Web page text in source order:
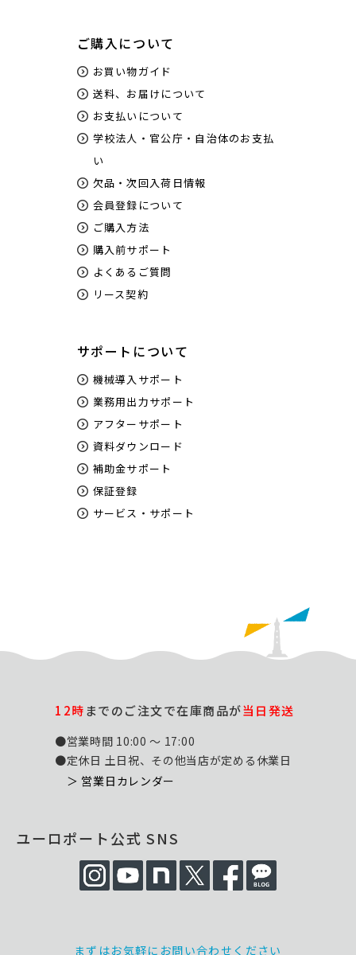
ご購入について
お買い物ガイド
送料、お届けについて
お支払いについて
学校法人・官公庁・自治体のお支払
い
欠品・次回入荷日情報
会員登録について
ご購入方法
購入前サポート
よくあるご質問
リース契約
サポートについて
機械導入サポート
業務用出力サポート
アフターサポート
資料ダウンロード
補助金サポート
保証登録
サービス・サポート
12時までのご注文で在庫商品が当日発送
●営業時間 10:00 ～ 17:00
●定休日 土日祝、その他当店が定める休業日
＞ 営業日カレンダー
ユーロポート公式 SNS
まずはお気軽にお問い合わせください